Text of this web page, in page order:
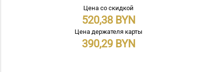
Цена со скидкой
520,38
Цена держателя карты
390,29